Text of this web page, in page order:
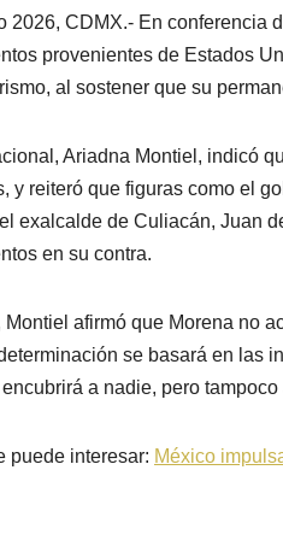
2026, CDMX.- En conferencia
provenientes de Estados
al sostener que su
Ariadna Montiel, indicó
y reiteró que figuras como el
el exalcalde de Culiacán, Juan
en su contra.
Montiel afirmó que Morena no
se basará en las
a nadie, pero
puede interesar: México